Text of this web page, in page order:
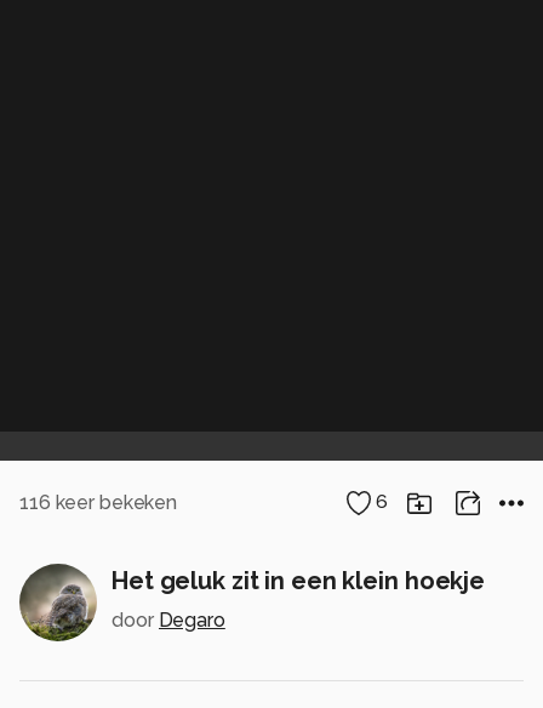
116 keer bekeken 6
Het geluk zit in een klein hoekje
door Degaro